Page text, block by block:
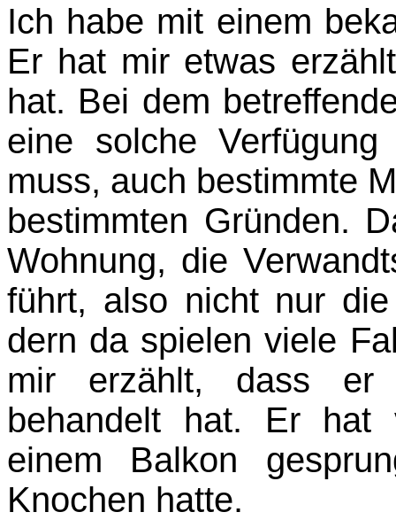
Ich habe mit einem
Er hat mir etwas
hat. Bei dem
eine sol­che
muss, auch bestimmte
bestimmten Gründen.
Wohnung, die
führt, also nicht nur
dern da spielen viele
mir erzählt, dass er
behandelt hat. Er hat
einem Balkon
Knochen hatte.